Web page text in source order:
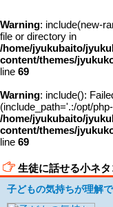
Warning: include(new-
file or directory in
/home/jyukubaito/
content/themes/
line 69
Warning: include():
(include_path='.:/opt/
/home/jyukubaito/
content/themes/
line 69
生徒に話せる小ネ
子どもの気持ちが理解